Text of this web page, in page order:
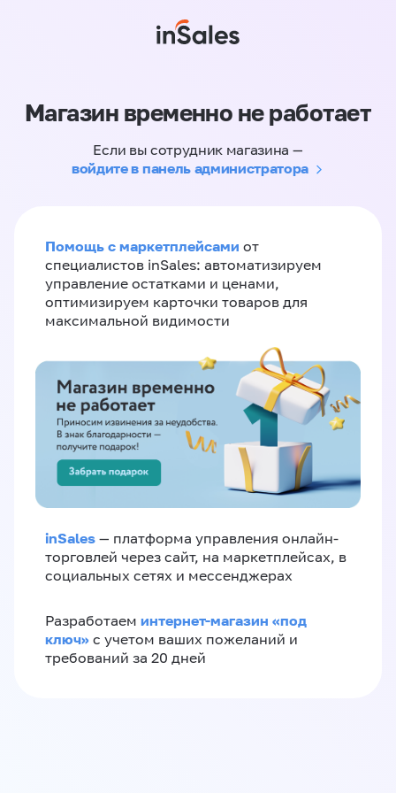
Магазин временно не работает
Если вы сотрудник магазина —
войдите в панель администратора
Помощь с маркетплейсами от
специалистов inSales: автоматизируем
управление остатками и ценами,
оптимизируем карточки товаров для
максимальной видимости
inSales — платформа управления онлайн-
торговлей через сайт, на маркетплейсах, в
социальных сетях и мессенджерах
Разработаем интернет-магазин «‎под
ключ»‎ с учетом ваших пожеланий и
требований за 20 дней